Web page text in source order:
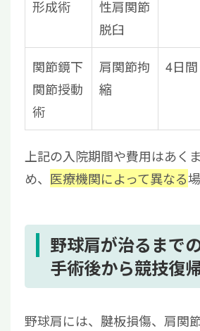
形成術
性肩関節
脱臼
関節鏡下
関節授動
術
肩関節拘
縮
4日間
上記の入院期間や費用はあく
め、 医療機関によって異なる
野球肩が治るまで
手術後から競技復
野球肩には、腱板損傷、肩関